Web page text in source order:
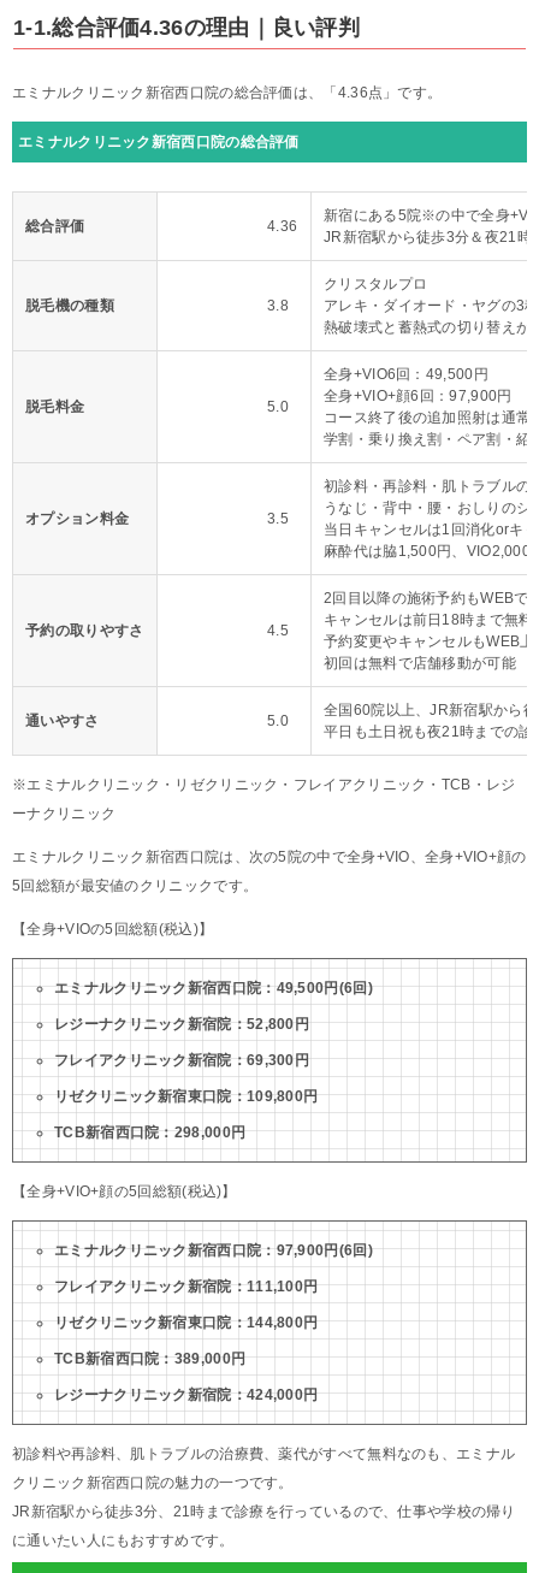
1-1.総合評価4.36の理由｜良い評判
エミナルクリニック新宿西口院の総合評価は、「4.36点」です。
エミナルクリニック新宿西口院の総合評価
総合評価 4.36
新宿にある5院※の中で全身
JR新宿駅から徒歩3分＆夜21時
脱毛機の種類 3.8
クリスタルプロ
アレキ・ダイオード・ヤグの3
熱破壊式と蓄熱式の切り替えが
脱毛料金 5.0
全身+VIO6回：49,500円
全身+VIO+顔6回：97,900円
コース終了後の追加照射は通常
学割・乗り換え割・ペア割・紹
オプション料金 3.5
初診料・再診料・肌トラブルの
うなじ・背中・腰・おしりのシ
当日キャンセルは1回消化orキ
麻酔代は脇1,500円、VIO2,000
予約の取りやすさ 4.5
2回目以降の施術予約もWEBで
キャンセルは前日18時まで無料
予約変更やキャンセルもWEB上
初回は無料で店舗移動が可能
通いやすさ 5.0
全国60院以上、JR新宿駅から
平日も土日祝も夜21時までの診
※エミナルクリニック・リゼクリニック・フレイアクリニック・TCB・レジ
ーナクリニック
エミナルクリニック新宿西口院は、次の5院の中で全身+VIO、全身+VIO+顔の
5回総額が最安値のクリニックです。
【全身+VIOの5回総額(税込)】
エミナルクリニック新宿西口院：49,500円(6回)
レジーナクリニック新宿院：52,800円
フレイアクリニック新宿院：69,300円
リゼクリニック新宿東口院：109,800円
TCB新宿西口院：298,000円
【全身+VIO+顔の5回総額(税込)】
エミナルクリニック新宿西口院：97,900円(6回)
フレイアクリニック新宿院：111,100円
リゼクリニック新宿東口院：144,800円
TCB新宿西口院：389,000円
レジーナクリニック新宿院：424,000円
初診料や再診料、肌トラブルの治療費、薬代がすべて無料なのも、エミナル
クリニック新宿西口院の魅力の一つです。
JR新宿駅から徒歩3分、21時まで診療を行っているので、仕事や学校の帰り
に通いたい人にもおすすめです。